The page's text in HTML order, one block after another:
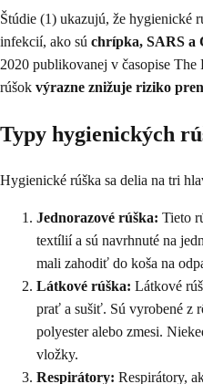
Štúdie (1) ukazujú, že hygienické
infekcií, ako sú chrípka, SARS a
2020 publikovanej v časopise
rúšok výrazne znižuje riziko
Typy hygienických
Hygienické rúška sa delia na tri
Jednorazové rúška: Tieto
textílií a sú navrhnuté na
mali zahodiť do koša na
Látkové rúška: Látkové
prať a sušiť. Sú vyrobené z
polyester alebo zmesi.
vložky.
Respirátory: Respirátory,